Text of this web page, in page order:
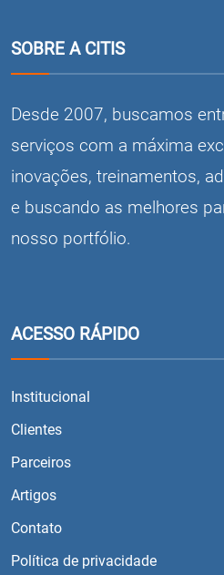
SOBRE A CITIS
Desde 2007, buscamos
serviços com a máxima
inovações, treinamentos,
e buscando as melhores
nosso portfólio.
ACESSO RÁPIDO
Institucional
Clientes
Parceiros
Artigos
Contato
Política de privacidade